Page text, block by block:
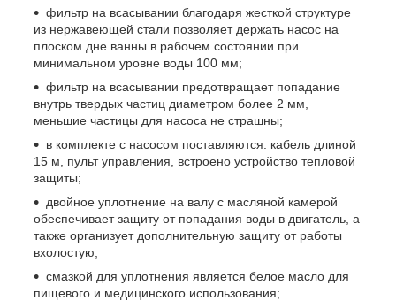
фильтр на всасывании благодаря жесткой структуре
из нержавеющей стали позволяет держать насос на
плоском дне ванны в рабочем состоянии при
минимальном уровне воды 100 мм;
фильтр на всасывании предотвращает попадание
внутрь твердых частиц диаметром более 2 мм,
меньшие частицы для насоса не страшны;
в комплекте с насосом поставляются: кабель длиной
15 м, пульт управления, встроено устройство тепловой
защиты;
двойное уплотнение на валу с масляной камерой
обеспечивает защиту от попадания воды в двигатель, а
также организует дополнительную защиту от работы
вхолостую;
смазкой для уплотнения является белое масло для
пищевого и медицинского использования;